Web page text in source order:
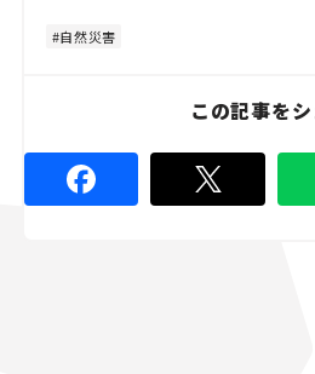
%
自然災害
この記事を